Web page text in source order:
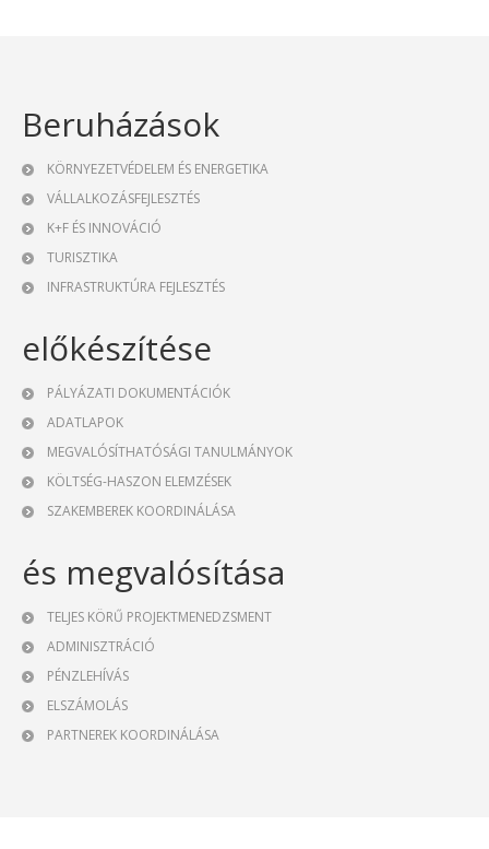
Beruházások
KÖRNYEZETVÉDELEM ÉS ENERGETIKA
VÁLLALKOZÁSFEJLESZTÉS
K+F ÉS INNOVÁCIÓ
TURISZTIKA
INFRASTRUKTÚRA FEJLESZTÉS
előkészítése
PÁLYÁZATI DOKUMENTÁCIÓK
ADATLAPOK
MEGVALÓSÍTHATÓSÁGI TANULMÁNYOK
KÖLTSÉG-HASZON ELEMZÉSEK
SZAKEMBEREK KOORDINÁLÁSA
és megvalósítása
TELJES KÖRŰ PROJEKTMENEDZSMENT
ADMINISZTRÁCIÓ
PÉNZLEHÍVÁS
ELSZÁMOLÁS
PARTNEREK KOORDINÁLÁSA